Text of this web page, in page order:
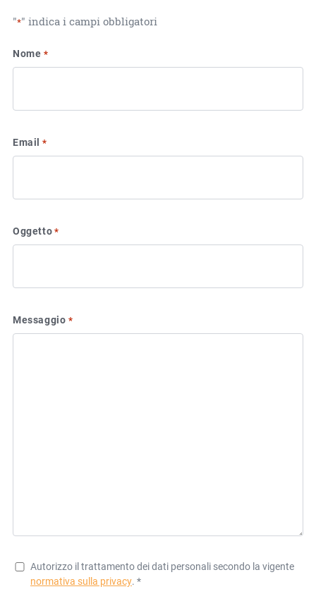
"*" indica i campi obbligatori
Nome *
Email *
Oggetto*
Messaggio *
Autorizzo il trattamento dei dati personali secondo la vigente
normativa sulla privacy. *